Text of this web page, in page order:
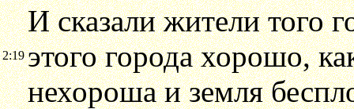
2:19
И сказали жители того
этого города хорошо,
нехороша и земля